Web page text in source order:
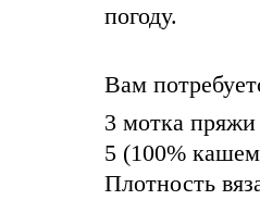
погоду.
Вам
3 мотка пряжи
5 (100%
Плотность